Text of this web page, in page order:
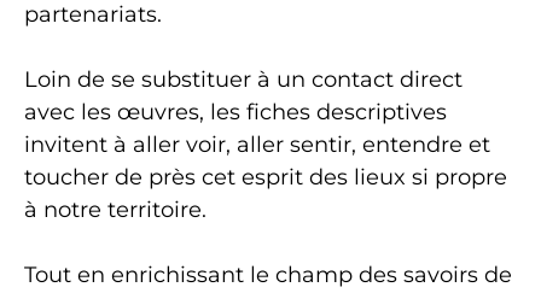
partenariats.
Loin de se substituer à un contact direct
avec les œuvres, les fiches descriptives
invitent à aller voir, aller sentir, entendre et
toucher de près cet esprit des lieux si propre
à notre territoire.
Tout en enrichissant le champ des savoirs de